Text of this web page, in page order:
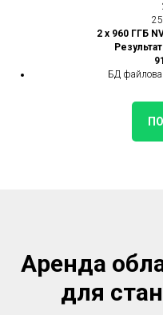
2 x 960 ГГБ
БД
Аренда
для